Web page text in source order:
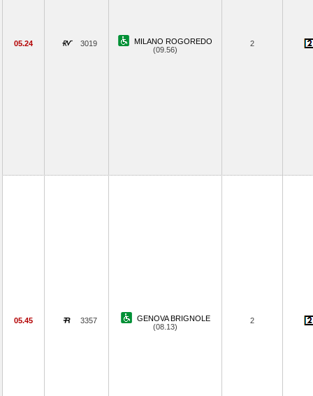
05.24 3019
MILANO ROGOREDO
(09.56)
2
05.45 3357
GENOVA BRIGNOLE
(08.13)
2